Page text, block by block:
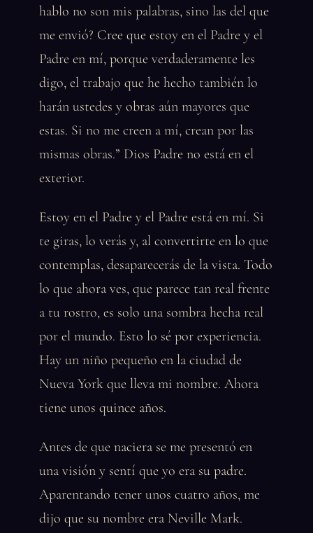
hablo no son mis palabras, sino las del que
me envió? Cree que estoy en el Padre y el
Padre en mí, porque verdaderamente les
digo, el trabajo que he hecho también lo
harán ustedes y obras aún mayores que
estas. Si no me creen a mí, crean por las
mismas obras.” Dios Padre no está en el
exterior.
Estoy en el Padre y el Padre está en mí. Si
te giras, lo verás y, al convertirte en lo que
contemplas, desaparecerás de la vista. Todo
lo que ahora ves, que parece tan real frente
a tu rostro, es solo una sombra hecha real
por el mundo. Esto lo sé por experiencia.
Hay un niño pequeño en la ciudad de
Nueva York que lleva mi nombre. Ahora
tiene unos quince años.
Antes de que naciera se me presentó en
una visión y sentí que yo era su padre.
Aparentando tener unos cuatro años, me
dijo que su nombre era Neville Mark.